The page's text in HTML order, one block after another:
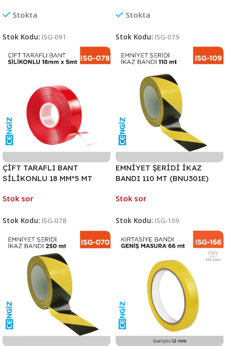
Stokta
Stok Kodu: ISG-091
Stokta
Stok Kodu: ISG-079
ÇİFT TARAFLI BANT
SİLİKONLU 18 MM*5 MT
Stok sor
Stok Kodu: ISG-078
EMNİYET ŞERİDİ İKAZ
BANDI 110 MT (BNU301E)
Stok sor
Stok Kodu: ISG-109